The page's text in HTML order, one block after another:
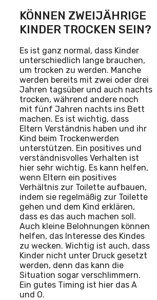
KÖNNEN ZWEIJÄHRIGE
KINDER TROCKEN SEIN?
Es ist ganz normal, dass Kinder
unterschiedlich lange brauchen,
um trocken zu werden. Manche
werden bereits mit zwei oder drei
Jahren tagsüber und auch nachts
trocken, während andere noch
mit fünf Jahren nachts ins Bett
machen. Es ist wichtig, dass
Eltern Verständnis haben und ihr
Kind beim Trockenwerden
unterstützen. Ein positives und
verständnisvolles Verhalten ist
hier sehr wichtig. Es kann helfen,
wenn Eltern ein positives
Verhältnis zur Toilette aufbauen,
indem sie regelmäßig zur Toilette
gehen und dem Kind erklären,
dass es das auch machen soll.
Auch kleine Belohnungen können
helfen, das Interesse des Kindes
zu wecken. Wichtig ist auch, dass
Kinder nicht unter Druck gesetzt
werden, denn das kann die
Situation sogar verschlimmern.
Ein gutes Timing ist hier das A
und O.